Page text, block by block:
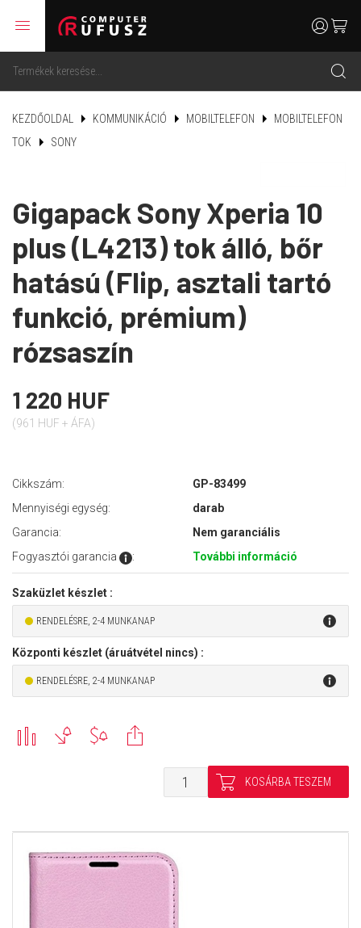
menu
search
usercart
KEZDŐOLDAL KOMMUNIKÁCIÓ MOBILTELEFON
MOBILTELEFON
TOK
SONY
Gigapack Sony Xperia 10
plus (L4213) tok álló, bőr
hatású (Flip, asztali tartó
funkció, prémium)
rózsaszín
1 220 HUF
(961 HUF + ÁFA)
Cikkszám:
GP-83499
Mennyiségi egység:
darab
Garancia:
Nem garanciális
Fogyasztói garancia
: További információ
Szaküzlet készlet :
RENDELÉSRE, 2-4 MUNKANAP
Központi készlet (áruátvétel nincs) :
RENDELÉSRE, 2-4 MUNKANAP